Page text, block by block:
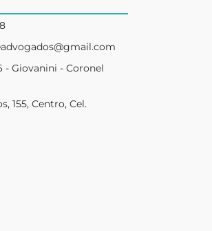
- Giovanini - Coronel
155, Centro, Cel.